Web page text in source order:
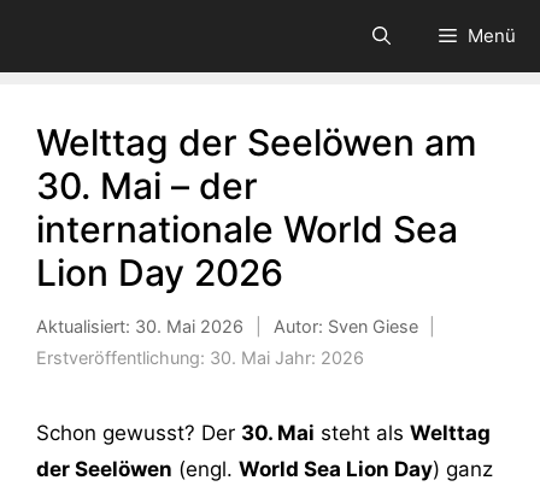
Menü
Welttag der Seelöwen am
30. Mai – der
internationale World Sea
Lion Day 2026
Aktualisiert: 30. Mai 2026 Autor: Sven Giese
Erstveröffentlichung: 30. Mai Jahr: 2026
Schon gewusst? Der 30. Mai steht als Welttag
der Seelöwen (engl. World Sea Lion Day) ganz